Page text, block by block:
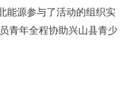
能源参与了活动的组织实
青年全程协助兴山县青少